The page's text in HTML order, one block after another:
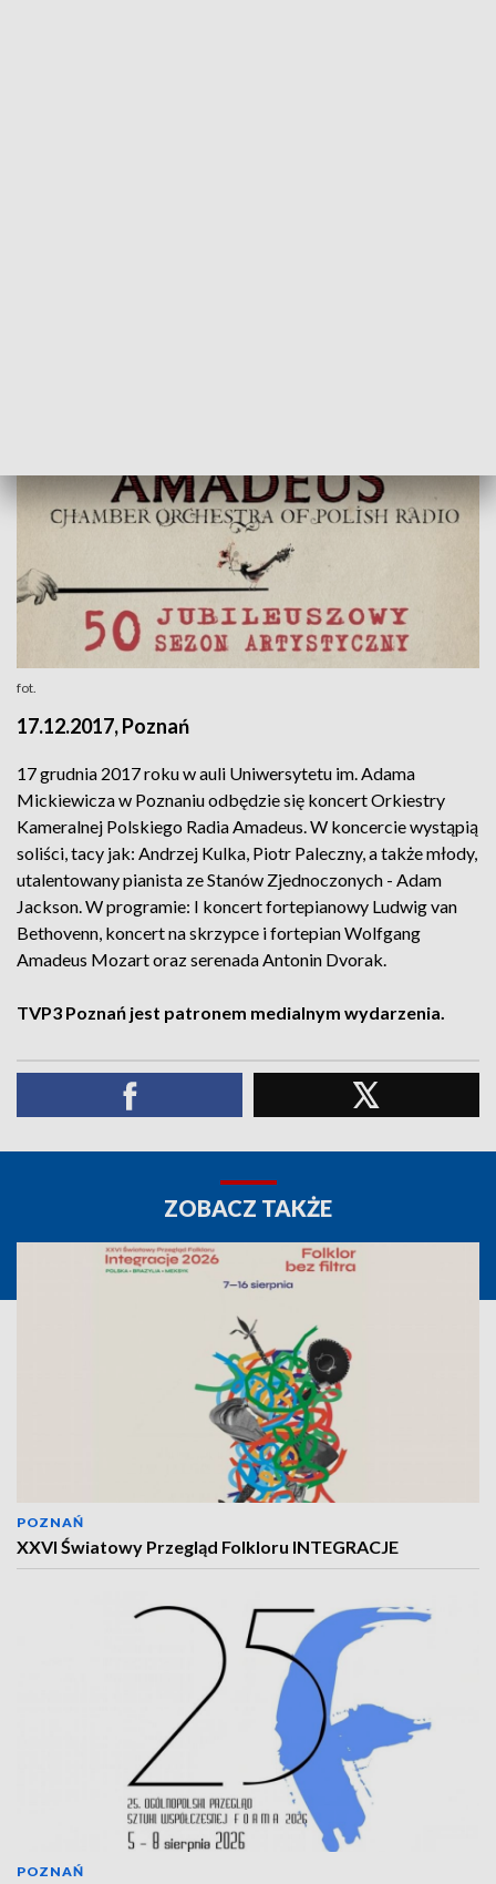
fot.
17.12.2017, Poznań
17 grudnia 2017 roku w auli Uniwersytetu im. Adama
Mickiewicza w Poznaniu odbędzie się koncert Orkiestry
Kameralnej Polskiego Radia Amadeus. W koncercie wystąpią
soliści, tacy jak: Andrzej Kulka, Piotr Paleczny, a także młody,
utalentowany pianista ze Stanów Zjednoczonych - Adam
Jackson. W programie: I koncert fortepianowy Ludwig van
Bethovenn, koncert na skrzypce i fortepian Wolfgang
Amadeus Mozart oraz serenada Antonin Dvorak.
TVP3 Poznań jest patronem medialnym wydarzenia.
ZOBACZ TAKŻE
POZNAŃ
XXVI Światowy Przegląd Folkloru INTEGRACJE
POZNAŃ